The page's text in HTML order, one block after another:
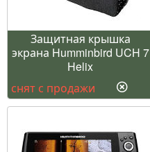
Защитная крышка
экрана Humminbird UCH 7
Helix
снят с продажи